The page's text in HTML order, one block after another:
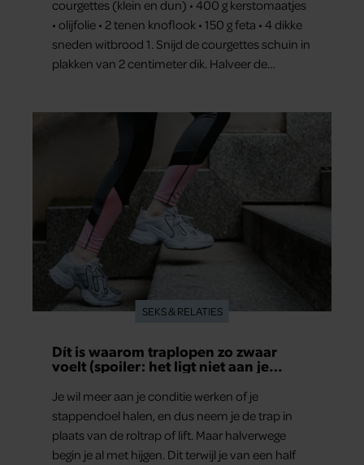
courgettes (klein en dun) • 400 g kerstomaatjes
• olijfolie • 2 tenen knoflook • 150 g feta • 4 dikke
sneden witbrood 1. Snijd de courgettes schuin in
plakken van 2 centimeter dik. Halveer de
SEKS & RELATIES
Dít is waarom traplopen zo zwaar
voelt (spoiler: het ligt niet aan je
Je wil meer aan je conditie werken of je
stappendoel halen, en dus neem je de trap in
plaats van de roltrap of lift. Maar halverwege
begin je al met hijgen. Dit terwijl je van een half